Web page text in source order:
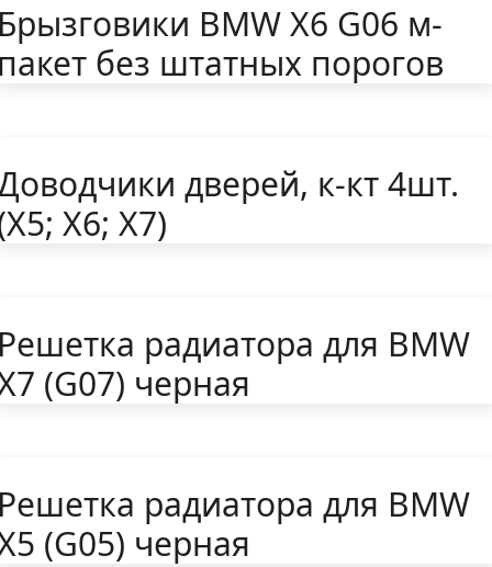
BMW X6 G06 м-
без штатных порогов
дверей, к-кт 4шт.
Х6; Х7)
радиатора для BMW
(G07) черная
радиатора для BMW
(G05) черная